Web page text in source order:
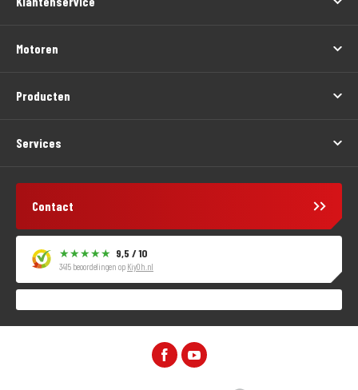
Motoren
Producten
Services
Contact
9,5 / 10
3415 beoordelingen op KiyOh.nl